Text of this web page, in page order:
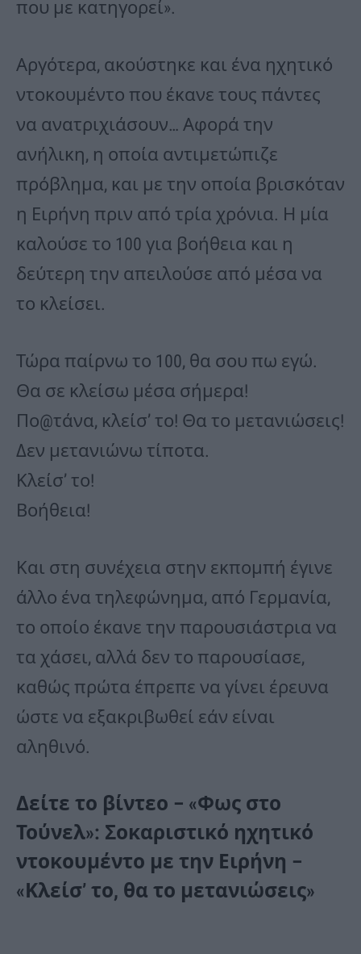
που με κατηγορεί».
Αργότερα, ακούστηκε και ένα ηχητικό
ντοκουμέντο που έκανε τους πάντες
να ανατριχιάσουν… Αφορά την
ανήλικη, η οποία αντιμετώπιζε
πρόβλημα, και με την οποία βρισκόταν
η Ειρήνη πριν από τρία χρόνια. Η μία
καλούσε το 100 για βοήθεια και η
δεύτερη την απειλούσε από μέσα να
το κλείσει.
Τώρα παίρνω το 100, θα σου πω εγώ.
Θα σε κλείσω μέσα σήμερα!
Πο@τάνα, κλείσ’ το! Θα το μετανιώσεις!
Δεν μετανιώνω τίποτα.
Κλείσ’ το!
Βοήθεια!
Και στη συνέχεια στην εκπομπή έγινε
άλλο ένα τηλεφώνημα, από Γερμανία,
το οποίο έκανε την παρουσιάστρια να
τα χάσει, αλλά δεν το παρουσίασε,
καθώς πρώτα έπρεπε να γίνει έρευνα
ώστε να εξακριβωθεί εάν είναι
αληθινό.
Δείτε το βίντεο – «Φως στο
Τούνελ»: Σοκαριστικό ηχητικό
ντοκουμέντο με την Ειρήνη –
«Κλείσ’ το, θα το μετανιώσεις»